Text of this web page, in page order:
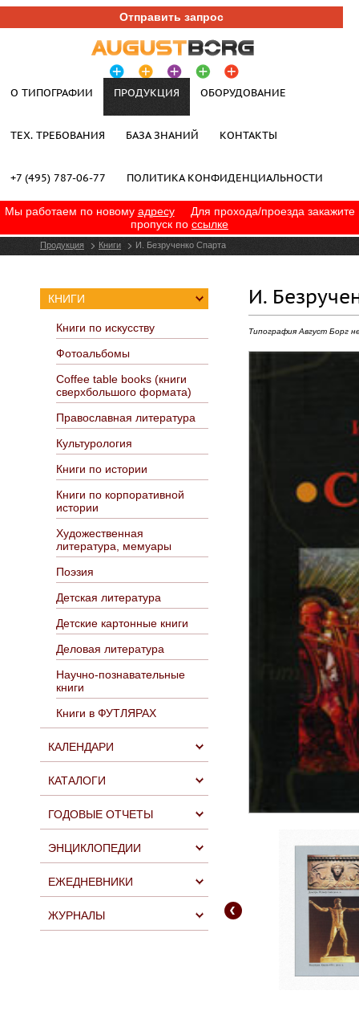
Отправить запрос
О ТИПОГРАФИИ ПРОДУКЦИЯ ОБОРУДОВАНИЕ
ТЕХ. ТРЕБОВАНИЯ БАЗА ЗНАНИЙ КОНТАКТЫ
+7 (495) 787-06-77 ПОЛИТИКА КОНФИДЕНЦИАЛЬНОСТИ
Мы работаем по новому адресу
Для прохода/проезда закажите
пропуск по ссылке
Продукция Книги И. Безрученко Спарта
КНИГИ
Книги по искусству
Фотоальбомы
Coffee table books (книги
сверхбольшого формата)
Православная литература
Культурология
Книги по истории
Книги по корпоративной
истории
Художественная
литература, мемуары
Поэзия
Детская литература
Детские картонные книги
Деловая литература
Научно-познавательные
книги
Книги в ФУТЛЯРАХ
КАЛЕНДАРИ
КАТАЛОГИ
ГОДОВЫЕ ОТЧЕТЫ
ЭНЦИКЛОПЕДИИ
ЕЖЕДНЕВНИКИ
ЖУРНАЛЫ
И.
Типография Август Борг